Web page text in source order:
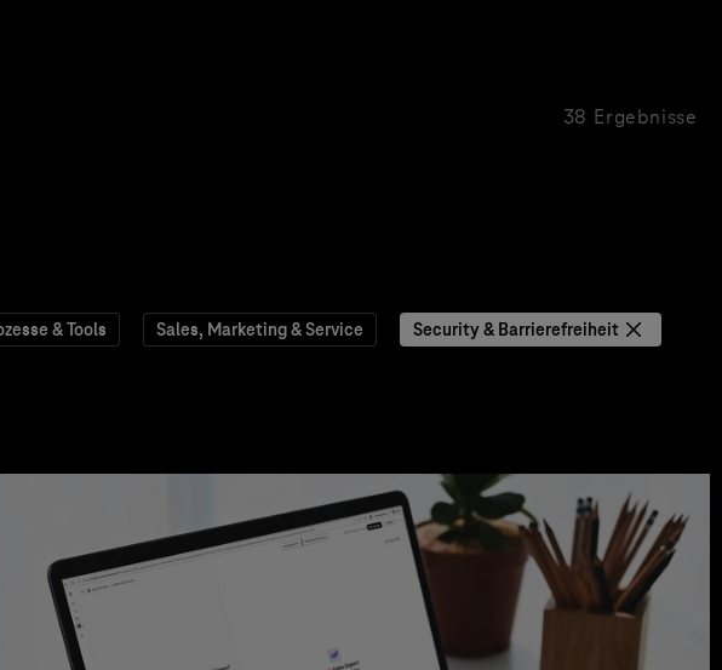
38 Ergebnisse
& Tools Sales, Marketing & Service Security & Barrierefreiheit